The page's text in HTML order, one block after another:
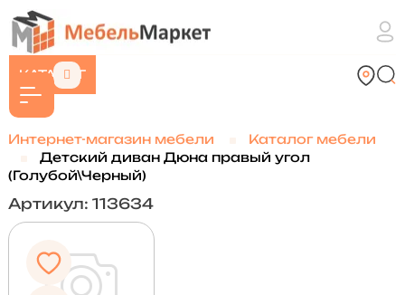
КАТАЛОГ
Интернет-магазин мебели
Каталог мебели
Детский диван Дюна правый угол
(Голубой\Черный)
Артикул: 113634